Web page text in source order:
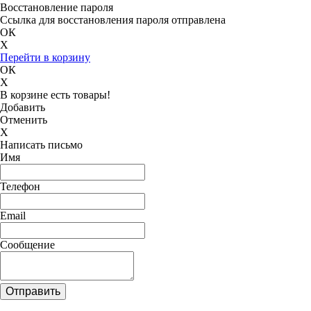
Восстановление пароля
Ссылка для восстановления пароля отправлена
ОК
X
Перейти в корзину
ОК
X
В корзине есть товары!
Добавить
Отменить
X
Написать письмо
Имя
Телефон
Email
Сообщение